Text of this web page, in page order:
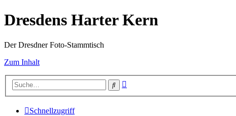
Dresdens Harter Kern
Der Dresdner Foto-Stammtisch
Zum Inhalt
Suche
Schnellzugriff